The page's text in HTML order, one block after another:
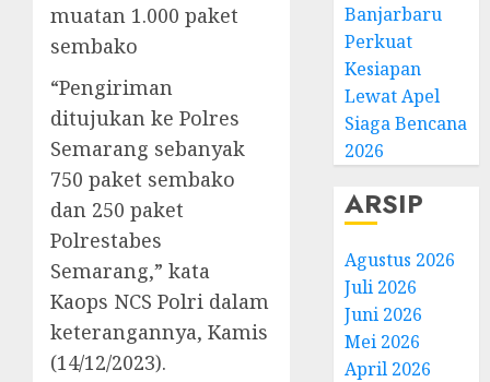
muatan 1.000 paket
sembako
“Pengiriman
ditujukan ke Polres
Semarang sebanyak
750 paket sembako
dan 250 paket
Polrestabes
Semarang,” kata
Kaops NCS Polri dalam
keterangannya, Kamis
(14/12/2023).
Banjarbaru
Perkuat
Kesiapan
Lewat Apel
Siaga Bencana
2026
ARSIP
Agustus 2026
Juli 2026
Juni 2026
Mei 2026
April 2026